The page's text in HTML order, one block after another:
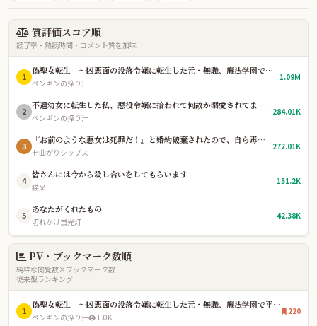
質評価スコア順
読了率・熟読時間・コメント質を加味
1
偽聖女転生 〜凶悪面の没落令嬢に転生した元・無職、魔法学園で平穏を望むも、「真の聖女」として崇拝されている件〜
ペンギンの搾り汁
1.09M
2
不遇幼女に転生した私、悪役令嬢に拾われて何故か溺愛されてます 〜貴族生活楽しい！〜
ペンギンの搾り汁
284.01K
3
『お前のような悪女は死罪だ！』と婚約破棄されたので、自ら毒杯を仰ぎました。〜三年後、辺境で薬師としてスローライフを満喫していたら、なぜか国中が私の死を悼み、元婚約者の王太子が廃人寸前になっています〜
七曲がりシップス
272.01K
4
皆さんには今から殺し合いをしてもらいます
猫叉
151.2K
5
あなたがくれたもの
切れかけ蛍光灯
42.38K
PV・ブックマーク数順
純粋な閲覧数×ブックマーク数
従来型ランキング
1
偽聖女転生 〜凶悪面の没落令嬢に転生した元・無職、魔法学園で平穏を望むも、「真の聖女」として崇拝されている件〜
ペンギンの搾り汁 1.0K
220